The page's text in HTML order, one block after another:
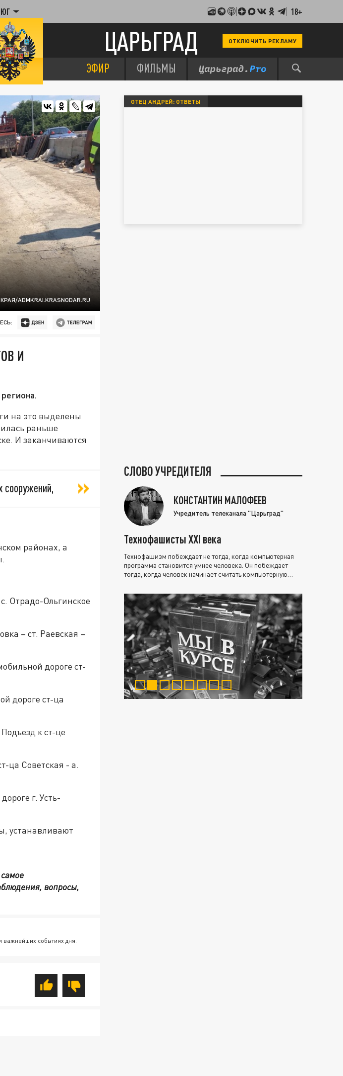
ЮГ 18+
ЦАРЬГРАД ОТКЛЮЧИТЬ РЕКЛАМУ
ЭФИР ФИЛЬМЫ
ADMKRAI.KRASNODAR.RU
И
на это выделены
раньше
И заканчиваются
сооружений,
районах, а
Отрадо-Ольгинское
– ст. Раевская –
дороге ст-
дороге ст-ца
к ст-це
ца Советская - а.
г. Усть-
устанавливают
вопросы,
важнейших событиях дня.
ОТЕЦ АНДРЕЙ: ОТВЕТЫ
СЛОВО УЧРЕДИТЕЛЯ
КОНСТАНТИН МАЛОФЕЕВ
Учредитель телеканала "Царьград"
Технофашисты XXI века
Технофашизм побеждает не тогда, когда компьютерная
программа становится умнее человека. Он побеждает
тогда, когда человек начинает считать компьютерную